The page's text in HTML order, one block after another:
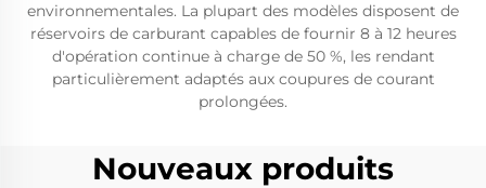
environnementales. La plupart des modèles disposent de
réservoirs de carburant capables de fournir 8 à 12 heures
d'opération continue à charge de 50 %, les rendant
particulièrement adaptés aux coupures de courant
prolongées.
Nouveaux produits